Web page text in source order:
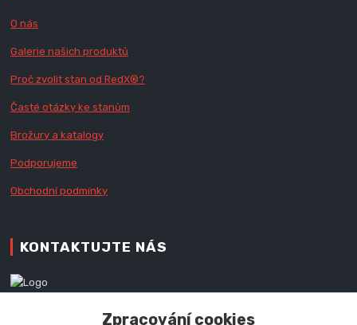
O nás
Galerie našich produktů
Proč zvolit stan od RedX®?
Časté otázky ke stanům
Brožury a katalogy
Podporujeme
Obchodní podmínky
KONTAKTUJTE NÁS
+420 777 979 111Zpracování cookies